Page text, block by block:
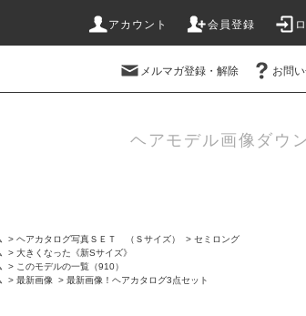
アカウント 会員登録
メルマガ登録・解除 お問
ヘアモデル画像ダウ
> ヘアカタログ写真ＳＥＴ （Ｓサイズ） > セミロング
> 大きくなった《新Sサイズ》
> このモデルの一覧（910）
> 最新画像 > 最新画像！ヘアカタログ3点セット